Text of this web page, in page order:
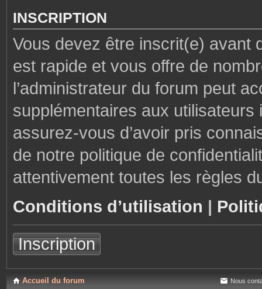
INSCRIPTION
Vous devez être inscrit(e) avant
est rapide et vous offre de
l’administrateur du forum peut
supplémentaires aux
assurez-vous d’avoir pris
de notre politique de
attentivement toutes les règles
Conditions d’utilisation |
Inscription
Accueil du forum Nous